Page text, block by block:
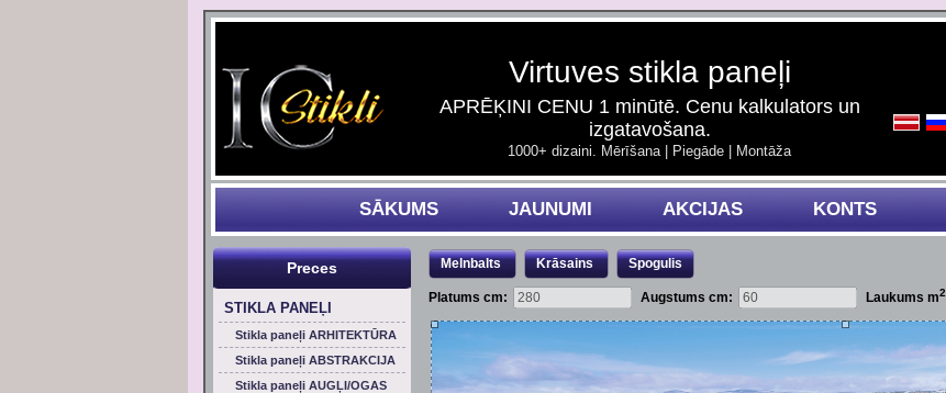
Virtuves stikla paneļi
APRĒĶINI CENU 1 minūtē. Cenu kalkulators un
izgatavošana.
1000+ dizaini. Mērīšana | Piegāde | Montāža
SĀKUMS JAUNUMI AKCIJAS KONTS
Melnbalts Krāsains Spogulis
Platums cm: Augstums cm: Laukums m2
Preces
STIKLA PANEĻI
Stikla paneļi ARHITEKTŪRA
Stikla paneļi ABSTRAKCIJA
Stikla paneļi AUGĻI/OGAS